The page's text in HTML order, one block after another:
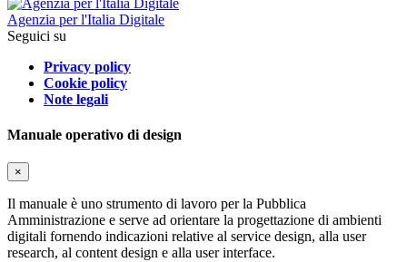
Agenzia per l'Italia Digitale
Seguici su
Privacy policy
Cookie policy
Note legali
Manuale operativo di design
×
Il manuale è uno strumento di lavoro per la Pubblica
Amministrazione e serve ad orientare la progettazione di ambienti
digitali fornendo indicazioni relative al service design, alla user
research, al content design e alla user interface.